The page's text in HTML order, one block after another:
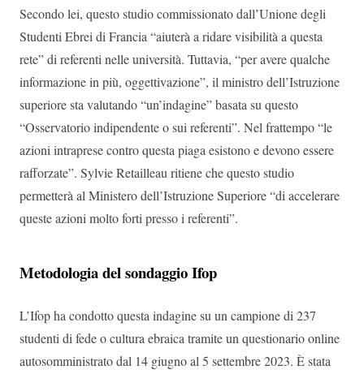
Secondo lei, questo studio commissionato dall’Unione degli
Studenti Ebrei di Francia “aiuterà a ridare visibilità a questa
rete” di referenti nelle università. Tuttavia, “per avere qualche
informazione in più, oggettivazione”, il ministro dell’Istruzione
superiore sta valutando “un’indagine” basata su questo
“Osservatorio indipendente o sui referenti”. Nel frattempo “le
azioni intraprese contro questa piaga esistono e devono essere
rafforzate”. Sylvie Retailleau ritiene che questo studio
permetterà al Ministero dell’Istruzione Superiore “di accelerare
queste azioni molto forti presso i referenti”.
Metodologia del sondaggio Ifop
L’Ifop ha condotto questa indagine su un campione di 237
studenti di fede o cultura ebraica tramite un questionario online
autosomministrato dal 14 giugno al 5 settembre 2023. È stata